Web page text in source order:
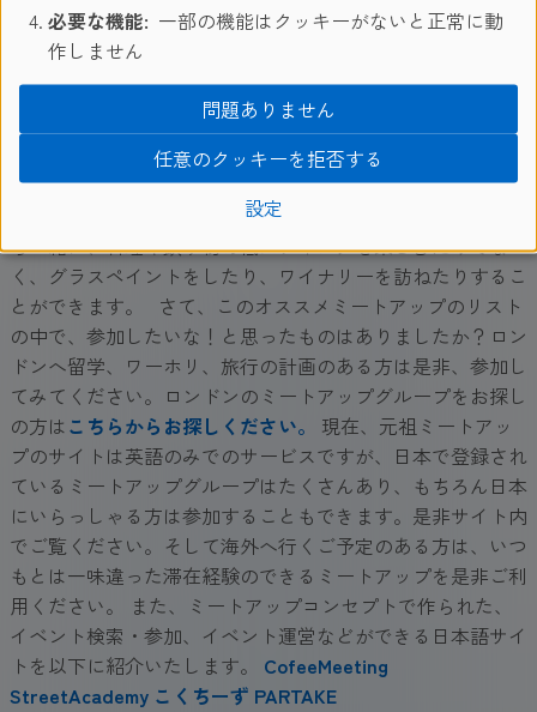
ワインや料理の知識を深めたいなら- Tastour -
パーティーなどで知り合った人がワインに詳しかったり、外
国のエキゾチックな料理についての話をしているのを見て、
かっこいいなぁ、こんな風になりたいなぁ、なんて憧れを抱
いたことはありませんか？しかしどこから初めていいかわか
らず、なかなか難しいものです。そんな方はこのグループに
参加することで、そういった憧れを持つ人たちに囲まれなが
ら一緒に、料理や飲み物の低スティングを楽しむだけでな
く、グラスペイントをしたり、ワイナリーを訪ねたりするこ
とができます。 さて、このオススメミートアップのリスト
の中で、参加したいな！と思ったものはありましたか？ロン
ドンへ留学、ワーホリ、旅行の計画のある方は是非、参加し
てみてください。ロンドンのミートアップグループをお探し
の方はこちらからお探しください。
現在、元祖ミートアッ
プのサイトは英語のみでのサービスですが、日本で登録され
ているミートアップグループはたくさんあり、もちろん日本
にいらっしゃる方は参加することもできます。是非サイト内
でご覧ください。そして海外へ行くご予定のある方は、いつ
もとは一味違った滞在経験のできるミートアップを是非ご利
用ください。 また、ミートアップコンセプトで作られた、
イベント検索・参加、イベント運営などができる日本語サイ
トを以下に紹介いたします。 CofeeMeeting
StreetAcademy こくちーず PARTAKE
必要な機能: 一部の機能はクッキーがないと正常に動
作しません
設定
任意のクッキーを拒否する
問題ありません